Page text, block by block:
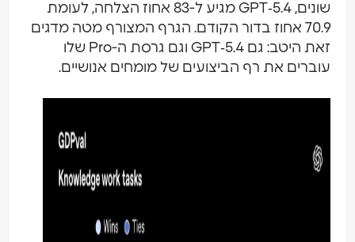
שונים, GPT‑5.4 מגיע ל-83 אחוז הצלחה, לעומת
70.9 אחוז בדור הקודם. הגרף המצורף מטה מדגים
זאת היטב: גם GPT‑5.4 וגם גרסת ה-Pro שלו
עוברים את רף הביצועים של מומחים אנושיים.